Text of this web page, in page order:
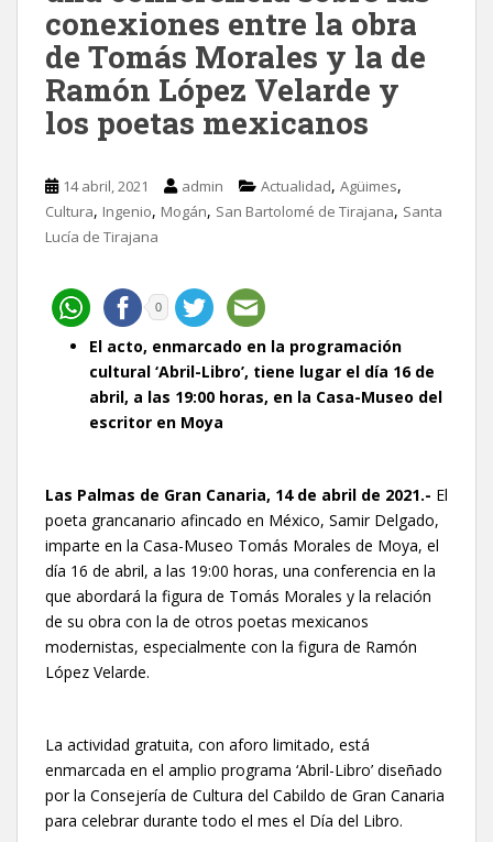
conexiones entre la obra
de Tomás Morales y la de
Ramón López Velarde y
los poetas mexicanos
14 abril, 2021 admin Actualidad, Agüimes,
Cultura, Ingenio, Mogán, San Bartolomé de Tirajana, Santa
Lucía de Tirajana
0
El acto, enmarcado en la programación
cultural ‘Abril-Libro’, tiene lugar el día 16 de
abril, a las 19:00 horas, en la Casa-Museo del
escritor en Moya
Las Palmas de Gran Canaria, 14 de abril de 2021.- El
poeta grancanario afincado en México, Samir Delgado,
imparte en la Casa-Museo Tomás Morales de Moya, el
día 16 de abril, a las 19:00 horas, una conferencia en la
que abordará la figura de Tomás Morales y la relación
de su obra con la de otros poetas mexicanos
modernistas, especialmente con la figura de Ramón
López Velarde.
La actividad gratuita, con aforo limitado, está
enmarcada en el amplio programa ‘Abril-Libro’ diseñado
por la Consejería de Cultura del Cabildo de Gran Canaria
para celebrar durante todo el mes el Día del Libro.